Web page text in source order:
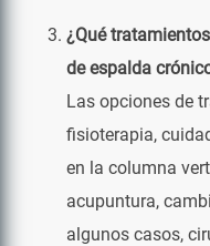
¿Qué
de espalda
Las opciones de
fisioterapia,
en la columna
acupuntura,
algunos casos,